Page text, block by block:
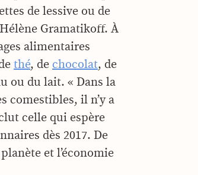
de lessive ou de
Gramatikoff. À
alimentaires
thé, de chocolat, de
ou du lait. « Dans la
comestibles, il n’y a
celle qui espère
dès 2017. De
et l’économie